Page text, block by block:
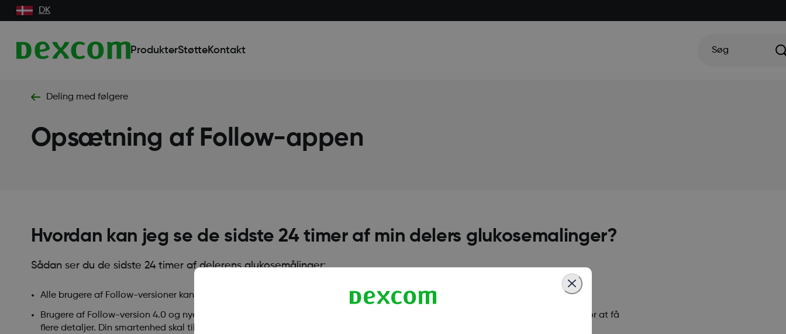
DK
ProdukterStøtteKontakt Søg
Deling med følgere
Opsætning af Follow-appen
Hvordan kan jeg se de sidste 24 timer af min delers glukosemalinger?
Sådan ser du de sidste 24 timer af delerens glukosemålinger:
Alle brugere af Follow-versioner kan trykke på 24-timers-knappen på din delers side
Brugere af Follow-version 4.0 og nyere kan også vende smartenheden på siden for at se mere detaljerede data. Tryk på grafen for at få
flere detaljer. Din smartenhed skal tillade skærmrotation.